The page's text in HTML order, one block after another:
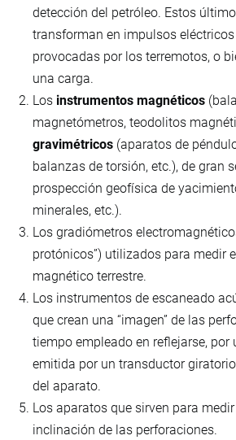
detección del petróleo. Estos
transforman en impulsos
provocadas por los terremotos, o
una carga.
Los instrumentos magnéticos
magnetómetros, teodolitos
gravimétricos (aparatos de
balanzas de torsión, etc.), de gran
prospección geofísica de
minerales, etc.).
Los gradiómetros
protónicos”) utilizados para medir
magnético terrestre.
Los instrumentos de escaneado
que crean una “imagen” de las
tiempo empleado en reflejarse,
emitida por un transductor
del aparato.
Los aparatos que sirven para
inclinación de las perforaciones.